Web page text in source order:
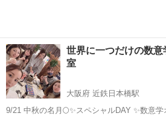
世界に一つだけの数
室
大阪府 近鉄日本橋駅
9/21 中秋の名月🌕✨スペシャルDAY ✨数意学オルゴナイト作り体験教